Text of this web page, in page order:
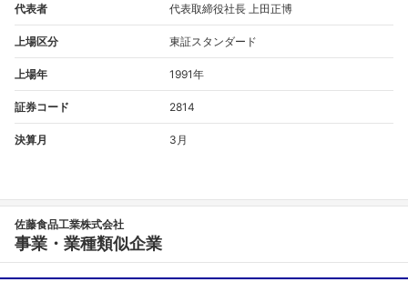
代表者 代表取締役社長 上田正博
上場区分 東証スタンダード
上場年 1991年
証券コード 2814
決算月 3月
佐藤食品工業株式会社
事業・業種類似企業